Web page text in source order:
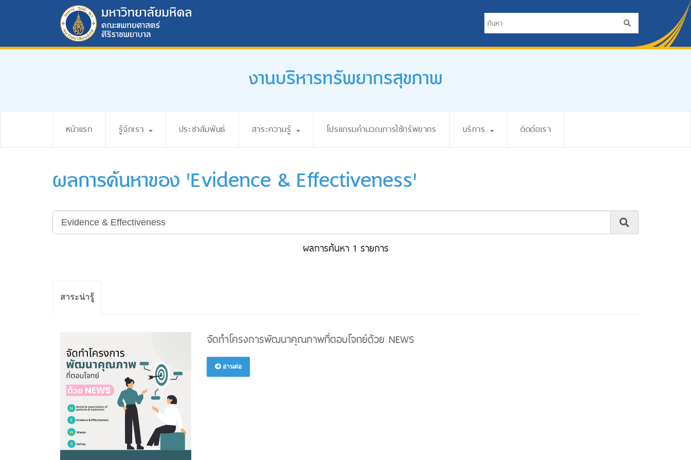
งานบริหารทรัพยากรสุขภาพ
หน้าแรก รู้จักเรา ประชาสัมพันธ์ สาระความรู้ โปรแกรมคำนวณการใช้ทรัพยากร บริการ ติดต่อเรา
ผลการค้นหาของ 'Evidence & Effectiveness'
ผลการค้นหา 1 รายการ
สาระน่ารู้
จัดทำโครงการพัฒนาคุณภาพที่ตอบโจทย์ด้วย NEWS
อ่านต่อ